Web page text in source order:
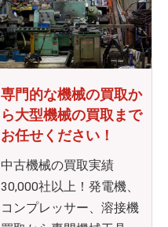
専門的な機械の買取か
ら大型機械の買取まで
お任せください！
中古機械の買取実績
30,000社以上！発電機、
コンプレッサー、溶接機